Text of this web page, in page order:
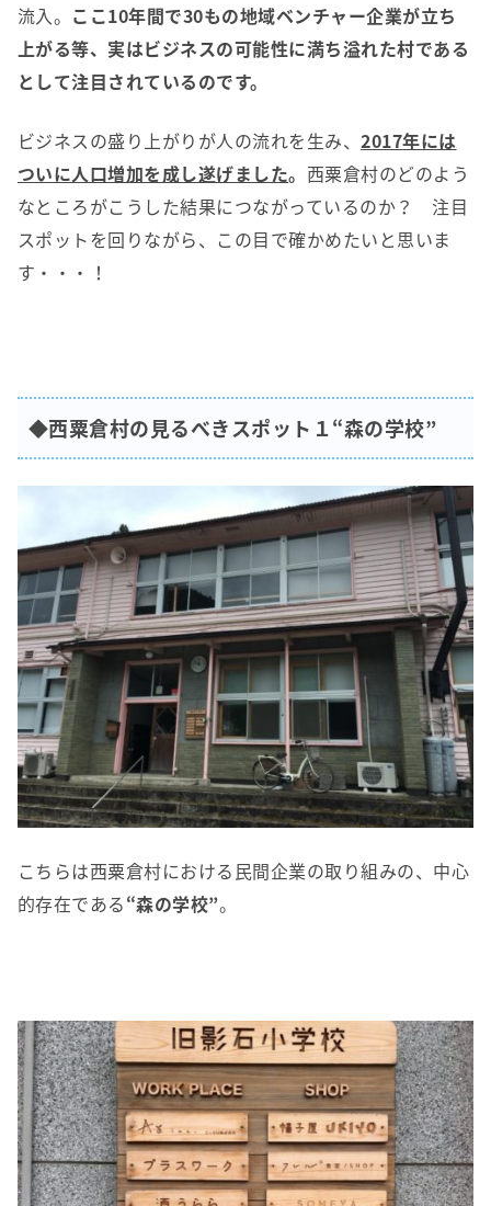
流入。 ここ10年間で30もの地域ベンチャー企業が立ち
上がる等、実はビジネスの可能性に満ち溢れた村である
として注目されているのです。
ビジネスの盛り上がりが人の流れを生み、2017年には
ついに人口増加を成し遂げました。 西粟倉村のどのよう
なところがこうした結果につながっているのか？ 注目
スポットを回りながら、この目で確かめたいと思いま
す・・・！
◆西粟倉村の見るべきスポット１“森の学校”
こちらは西粟倉村における民間企業の取り組みの、中心
的存在である“森の学校”。